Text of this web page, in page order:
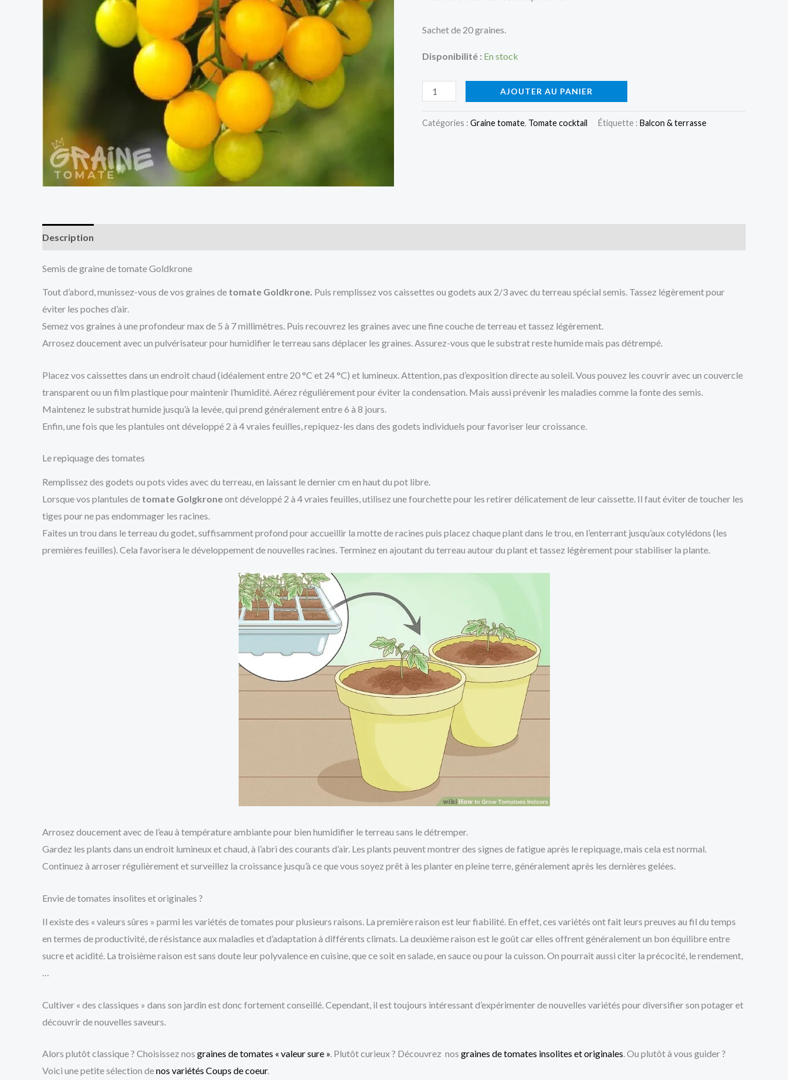
Sachet de 20 graines.
Disponibilité : En stock
quantité
Tomate
AJOUTER AU PANIER
Catégories : Graine tomate, Tomate cocktail Étiquette : Balcon & terrasse
Description
Semis de graine de tomate Goldkrone
Tout d’abord, munissez-vous de vos graines de tomate Goldkrone. Puis remplissez vos caissettes ou godets aux 2/3 avec du terreau spécial semis. Tassez légèrement pour
éviter les poches d’air.
Semez vos graines à une profondeur max de 5 à 7 millimètres. Puis recouvrez les graines avec une fine couche de terreau et tassez légèrement.
Arrosez doucement avec un pulvérisateur pour humidifier le terreau sans déplacer les graines. Assurez-vous que le substrat reste humide mais pas détrempé.
Placez vos caissettes dans un endroit chaud (idéalement entre 20 °C et 24 °C) et lumineux. Attention, pas d’exposition directe au soleil. Vous pouvez les couvrir avec un couvercle
transparent ou un film plastique pour maintenir l’humidité. Aérez régulièrement pour éviter la condensation. Mais aussi prévenir les maladies comme la fonte des semis.
Maintenez le substrat humide jusqu’à la levée, qui prend généralement entre 6 à 8 jours.
Enfin, une fois que les plantules ont développé 2 à 4 vraies feuilles, repiquez-les dans des godets individuels pour favoriser leur croissance.
Le repiquage des tomates
Remplissez des godets ou pots vides avec du terreau, en laissant le dernier cm en haut du pot libre.
Lorsque vos plantules de tomate Golgkroneont développé 2 à 4 vraies feuilles, utilisez une fourchette pour les retirer délicatement de leur caissette. Il faut éviter de toucher les
tiges pour ne pas endommager les racines.
Faites un trou dans le terreau du godet, suffisamment profond pour accueillir la motte de racines puis placez chaque plant dans le trou, en l’enterrant jusqu’aux cotylédons (les
premières feuilles). Cela favorisera le développement de nouvelles racines. Terminez en ajoutant du terreau autour du plant et tassez légèrement pour stabiliser la plante.
Arrosez doucement avec de l’eau à température ambiante pour bien humidifier le terreau sans le détremper.
Gardez les plants dans un endroit lumineux et chaud, à l’abri des courants d’air. Les plants peuvent montrer des signes de fatigue après le repiquage, mais cela est normal.
Continuez à arroser régulièrement et surveillez la croissance jusqu’à ce que vous soyez prêt à les planter en pleine terre, généralement après les dernières gelées.
Envie de tomates insolites et originales ?
Il existe des « valeurs sûres » parmi les variétés de tomates pour plusieurs raisons. La première raison est leur fiabilité. En effet, ces variétés ont fait leurs preuves au fil du temps
en termes de productivité, de résistance aux maladies et d’adaptation à différents climats. La deuxième raison est le goût car elles offrent généralement un bon équilibre entre
sucre et acidité. La troisième raison est sans doute leur polyvalence en cuisine, que ce soit en salade, en sauce ou pour la cuisson. On pourrait aussi citer la précocité, le rendement,
…
Cultiver « des classiques » dans son jardin est donc fortement conseillé. Cependant, il est toujours intéressant d’expérimenter de nouvelles variétés pour diversifier son potager et
découvrir de nouvelles saveurs.
Alors plutôt classique ? Choisissez nos graines de tomates « valeur sure ». Plutôt curieux ? Découvrez nos graines de tomates insolites et originales. Ou plutôt à vous guider ?
Voici une petite sélection denos variétés Coups de coeur.